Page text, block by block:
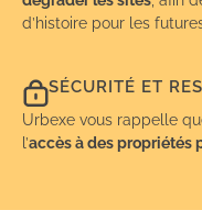
d’histoire pour les
SÉCURITÉ ET
Urbexe vous rappelle
l’accès à des propriétés